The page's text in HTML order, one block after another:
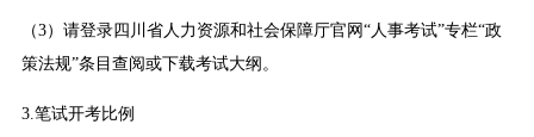
（3）请登录四川省人力资源和社会保障厅官网“人事考试”专栏“政
策法规”条目查阅或下载考试大纲。
3.笔试开考比例